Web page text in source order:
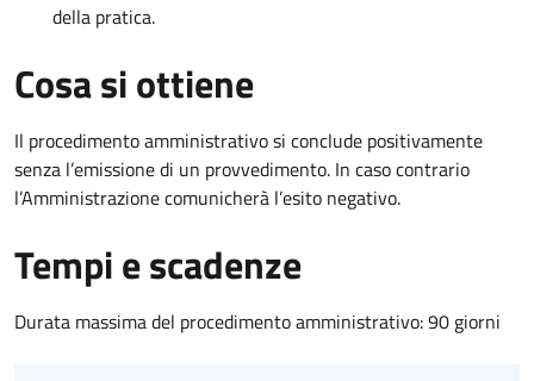
della pratica.
Cosa si ottiene
Il procedimento amministrativo si conclude positivamente
senza l’emissione di un provvedimento. In caso contrario
l’Amministrazione comunicherà l’esito negativo.
Tempi e scadenze
Durata massima del procedimento amministrativo: 90 giorni